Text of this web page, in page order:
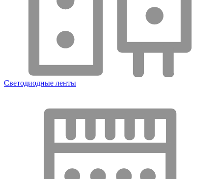
Светодиодные ленты